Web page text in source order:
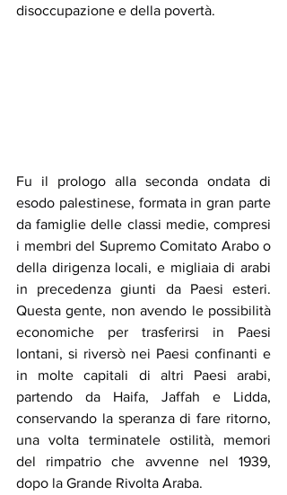
disoccupazione e della povertà.
Fu il prologo alla seconda ondata di
esodo palestinese, formata in gran parte
da famiglie delle classi medie, compresi
i membri del Supremo Comitato Arabo o
della dirigenza locali, e migliaia di arabi
in precedenza giunti da Paesi esteri.
Questa gente, non avendo le possibilità
economiche per trasferirsi in Paesi
lontani, si riversò nei Paesi confinanti e
in molte capitali di altri Paesi arabi,
partendo da Haifa, Jaffah e Lidda,
conservando la speranza di fare ritorno,
una volta terminatele ostilità, memori
del rimpatrio che avvenne nel 1939,
dopo la Grande Rivolta Araba.